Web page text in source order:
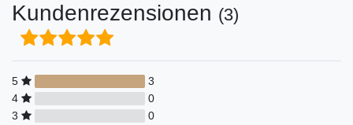
Kundenrezensionen (3)
5
3
4
0
3
0